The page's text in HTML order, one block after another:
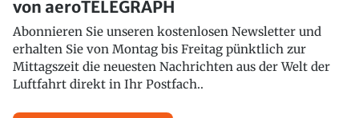
von aeroTELEGRAPH
Abonnieren Sie unseren kostenlosen Newsletter und
erhalten Sie von Montag bis Freitag pünktlich zur
Mittagszeit die neuesten Nachrichten aus der Welt der
Luftfahrt direkt in Ihr Postfach..